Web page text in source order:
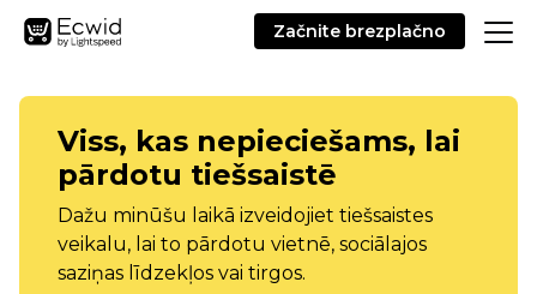
Začnite brezplačno
Viss, kas nepieciešams, lai
pārdotu tiešsaistē
Dažu minūšu laikā izveidojiet tiešsaistes
veikalu, lai to pārdotu vietnē, sociālajos
saziņas līdzekļos vai tirgos.